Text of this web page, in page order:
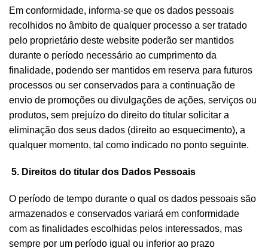
Em conformidade, informa-se que os dados pessoais
recolhidos no âmbito de qualquer processo a ser tratado
pelo proprietário deste website poderão ser mantidos
durante o período necessário ao cumprimento da
finalidade, podendo ser mantidos em reserva para futuros
processos ou ser conservados para a continuação de
envio de promoções ou divulgações de ações, serviços ou
produtos, sem prejuízo do direito do titular solicitar a
eliminação dos seus dados (direito ao esquecimento), a
qualquer momento, tal como indicado no ponto seguinte.
5. Direitos do titular dos Dados Pessoais
O período de tempo durante o qual os dados pessoais são
armazenados e conservados variará em conformidade
com as finalidades escolhidas pelos interessados, mas
sempre por um período igual ou inferior ao prazo